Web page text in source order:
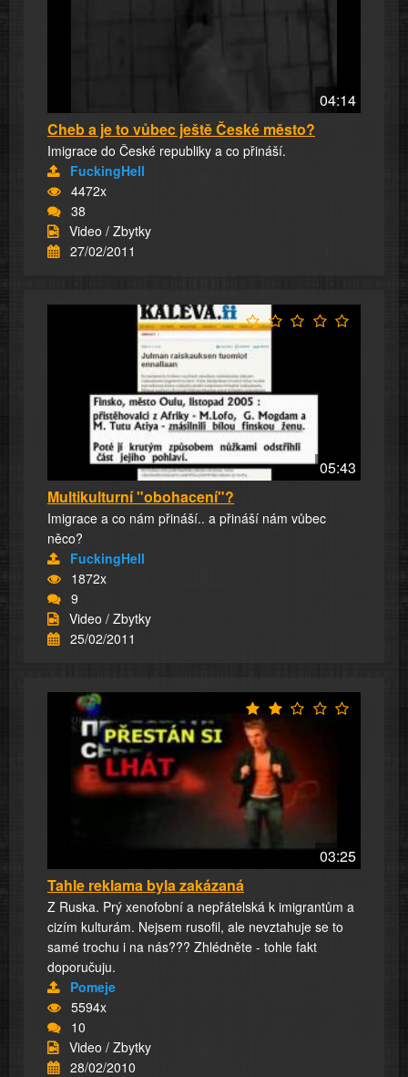
04:14
Cheb a je to vůbec ještě České město?
Imigrace do České republiky a co přináší.
FuckingHell
4472x
38
Video / Zbytky
27/02/2011
05:43
Multikulturní "obohacení"?
Imigrace a co nám přináší.. a přináší nám vůbec
něco?
FuckingHell
1872x
9
Video / Zbytky
25/02/2011
03:25
Tahle reklama byla zakázaná
Z Ruska. Prý xenofobní a nepřátelská k imigrantům a
cizím kulturám. Nejsem rusofil, ale nevztahuje se to
samé trochu i na nás??? Zhlédněte - tohle fakt
doporučuju.
Pomeje
5594x
10
Video / Zbytky
28/02/2010